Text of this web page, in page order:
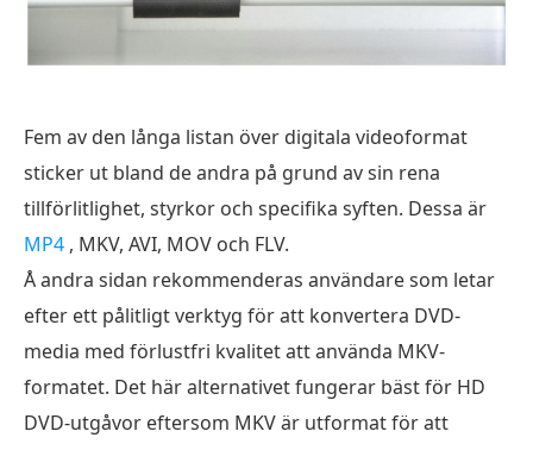
Fem av den långa listan över digitala videoformat
sticker ut bland de andra på grund av sin rena
tillförlitlighet, styrkor och specifika syften. Dessa är
MP4 , MKV, AVI, MOV och FLV.
Å andra sidan rekommenderas användare som letar
efter ett pålitligt verktyg för att konvertera DVD-
media med förlustfri kvalitet att använda MKV-
formatet. Det här alternativet fungerar bäst för HD
DVD-utgåvor eftersom MKV är utformat för att